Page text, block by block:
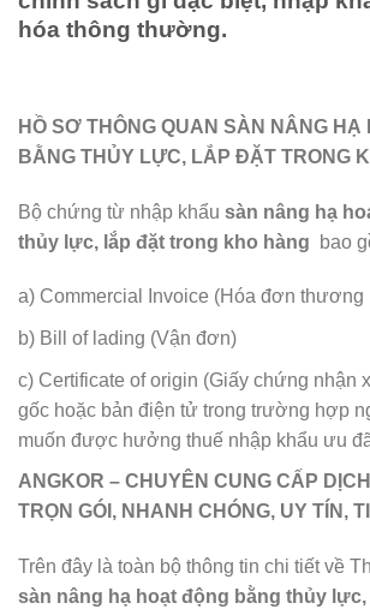
hóa thông thường.
HỒ SƠ THÔNG QUAN SÀN NÂNG HẠ
BẰNG THỦY LỰC, LẮP ĐẶT TRONG
Bộ chứng từ nhập khẩu sàn nâng hạ
thủy lực, lắp đặt trong kho hàng bao
a) Commercial Invoice (Hóa đơn thương
b) Bill of lading (Vận đơn)
c) Certificate of origin (Giấy chứng nhận
gốc hoặc bản điện tử trong trường hợp
muốn được hưởng thuế nhập khẩu ưu
ANGKOR – CHUYÊN CUNG CẤP
TRỌN GÓI, NHANH CHÓNG, UY TÍN,
Trên đây là toàn bộ thông tin chi tiết về
sàn nâng hạ hoạt động bằng thủy